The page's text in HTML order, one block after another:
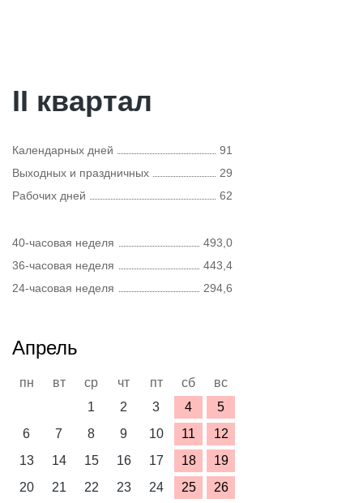
II квартал
Календарных дней
91
Выходных и праздничных
29
Рабочих дней
62
40-часовая неделя
493,0
36-часовая неделя
443,4
24-часовая неделя
294,6
Апрель
пн вт ср чт пт сб
вс
1
2 3 4
5
6
7 8 9 10 11
12
13
14 15 16 17 18
19
20
21 22 23 24 25
26